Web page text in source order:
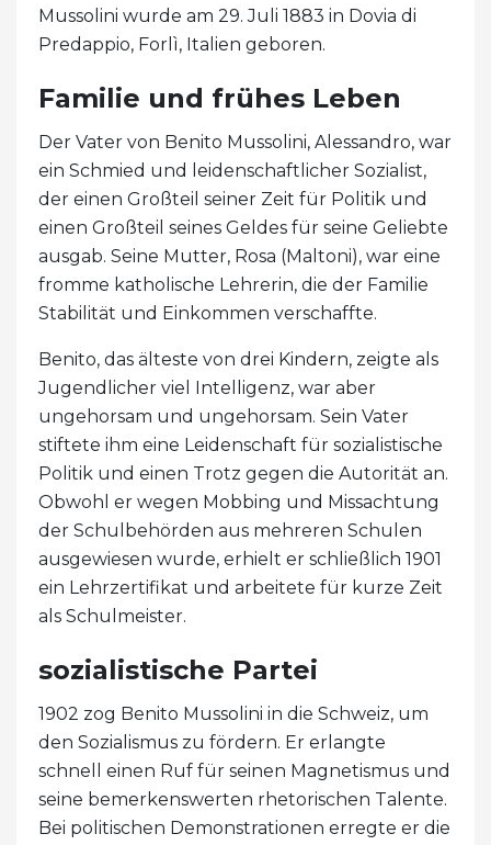
Mussolini wurde am 29. Juli 1883 in Dovia di
Predappio, Forlì, Italien geboren.
Familie und frühes Leben
Der Vater von Benito Mussolini, Alessandro, war
ein Schmied und leidenschaftlicher Sozialist,
der einen Großteil seiner Zeit für Politik und
einen Großteil seines Geldes für seine Geliebte
ausgab. Seine Mutter, Rosa (Maltoni), war eine
fromme katholische Lehrerin, die der Familie
Stabilität und Einkommen verschaffte.
Benito, das älteste von drei Kindern, zeigte als
Jugendlicher viel Intelligenz, war aber
ungehorsam und ungehorsam. Sein Vater
stiftete ihm eine Leidenschaft für sozialistische
Politik und einen Trotz gegen die Autorität an.
Obwohl er wegen Mobbing und Missachtung
der Schulbehörden aus mehreren Schulen
ausgewiesen wurde, erhielt er schließlich 1901
ein Lehrzertifikat und arbeitete für kurze Zeit
als Schulmeister.
sozialistische Partei
1902 zog Benito Mussolini in die Schweiz, um
den Sozialismus zu fördern. Er erlangte
schnell einen Ruf für seinen Magnetismus und
seine bemerkenswerten rhetorischen Talente.
Bei politischen Demonstrationen erregte er die